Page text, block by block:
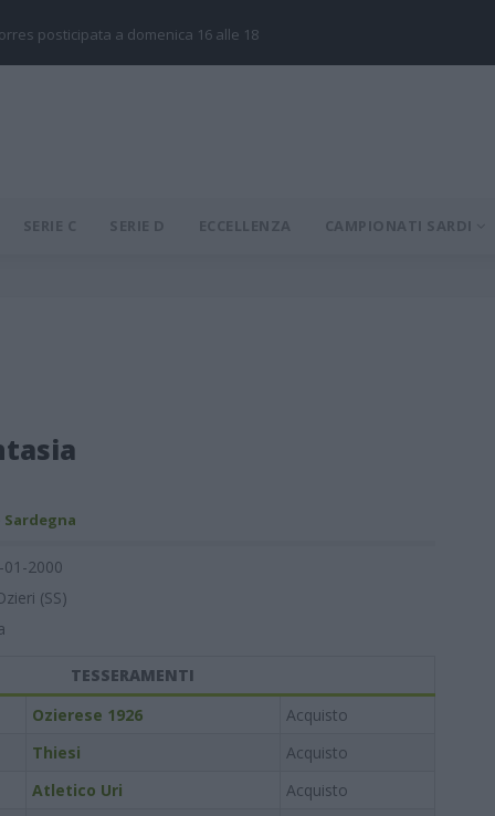
posticipata a domenica 16 alle 18
SERIE C SERIE D ECCELLENZA CAMPIONATI SARDI
01-2000
(SS)
TESSERAMENTI
Ozierese 1926
Acquisto
Thiesi
Acquisto
Atletico Uri
Acquisto